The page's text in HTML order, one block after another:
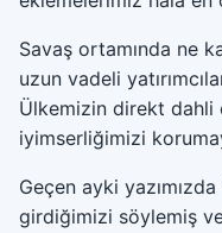
Savaş ortamında ne
uzun vadeli
Ülkemizin direkt dahli
iyimserliğimizi
Geçen ayki yazımızda
girdiğimizi söylemiş